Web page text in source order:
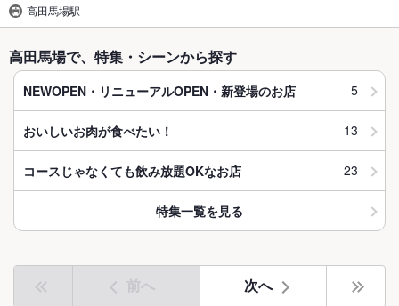
高田馬場駅
高田馬場で、特集・シーンから探す
NEWOPEN・リニューアルOPEN・新登場のお店 5
おいしいお肉が食べたい！ 13
コースじゃなくても飲み放題OKなお店 23
特集一覧を見る
前へ 次へ